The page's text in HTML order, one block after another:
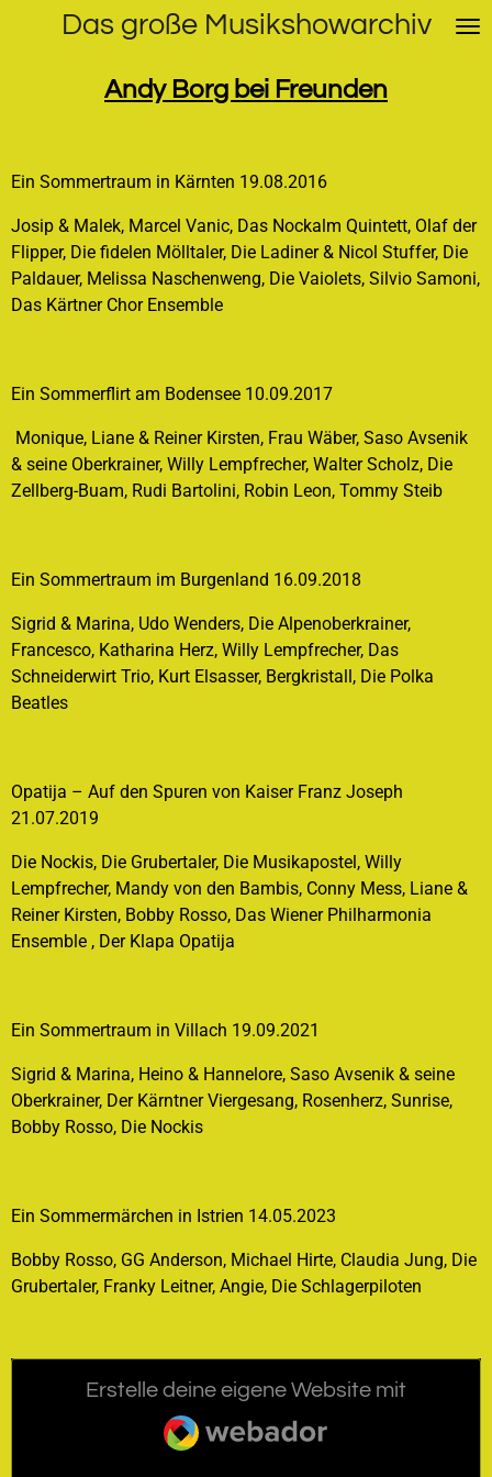
Das große Musikshowarchiv
Andy Borg bei Freunden
Ein Sommertraum in Kärnten 19.08.2016
Josip & Malek, Marcel Vanic, Das Nockalm Quintett, Olaf der
Flipper, Die fidelen Mölltaler, Die Ladiner & Nicol Stuffer, Die
Paldauer, Melissa Naschenweng, Die Vaiolets, Silvio Samoni,
Das Kärtner Chor Ensemble
Ein Sommerflirt am Bodensee 10.09.2017
Monique, Liane & Reiner Kirsten, Frau Wäber, Saso Avsenik
& seine Oberkrainer, Willy Lempfrecher, Walter Scholz, Die
Zellberg-Buam, Rudi Bartolini, Robin Leon, Tommy Steib
Ein Sommertraum im Burgenland 16.09.2018
Sigrid & Marina, Udo Wenders, Die Alpenoberkrainer,
Francesco, Katharina Herz, Willy Lempfrecher, Das
Schneiderwirt Trio, Kurt Elsasser, Bergkristall, Die Polka
Beatles
Opatija – Auf den Spuren von Kaiser Franz Joseph
21.07.2019
Die Nockis, Die Grubertaler, Die Musikapostel, Willy
Lempfrecher, Mandy von den Bambis, Conny Mess, Liane &
Reiner Kirsten, Bobby Rosso, Das Wiener Philharmonia
Ensemble , Der Klapa Opatija
Ein Sommertraum in Villach 19.09.2021
Sigrid & Marina, Heino & Hannelore, Saso Avsenik & seine
Oberkrainer, Der Kärntner Viergesang, Rosenherz, Sunrise,
Bobby Rosso, Die Nockis
Ein Sommermärchen in Istrien 14.05.2023
Bobby Rosso, GG Anderson, Michael Hirte, Claudia Jung, Die
Grubertaler, Franky Leitner, Angie, Die Schlagerpiloten
Erstelle deine eigene Website mit
Webador